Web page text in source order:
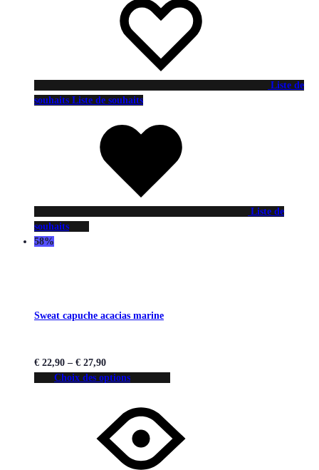
Liste de
souhaits Liste de souhaits
Liste de
souhaits
58%
Sweat capuche acacias marine
€ 22,90 – € 27,90
Choix des options